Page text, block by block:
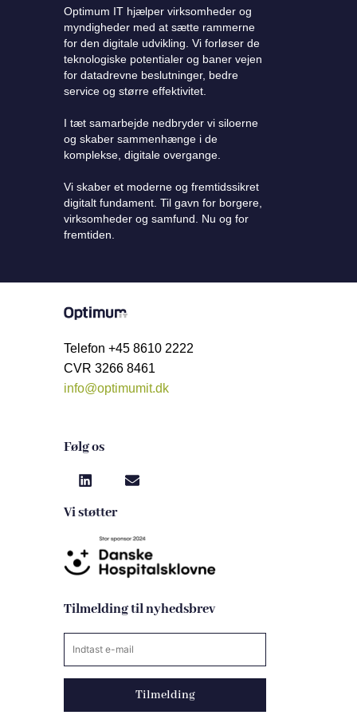
Optimum IT hjælper virksomheder og
myndigheder med at sætte rammerne
for den digitale udvikling. Vi forløser de
teknologiske potentialer og baner vejen
for datadrevne beslutninger, bedre
service og større effektivitet.
I tæt samarbejde nedbryder vi siloerne
og skaber sammenhænge i de
komplekse, digitale overgange.
Vi skaber et moderne og fremtidssikret
digitalt fundament. Til gavn for borgere,
virksomheder og samfund. Nu og for
fremtiden.
Telefon +45 8610 2222
CVR 3266 8461
info@optimumit.dk
Følg os
Vi støtter
Tilmelding til nyhedsbrev
Tilmelding